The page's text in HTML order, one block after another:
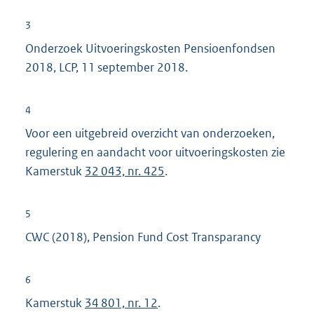
3
Onderzoek Uitvoeringskosten Pensioenfondsen
2018, LCP, 11 september 2018.
4
Voor een uitgebreid overzicht van onderzoeken,
regulering en aandacht voor uitvoeringskosten zie
Kamerstuk 32 043, nr. 425.
5
CWC (2018), Pension Fund Cost Transparancy
6
Kamerstuk 34 801, nr. 12.